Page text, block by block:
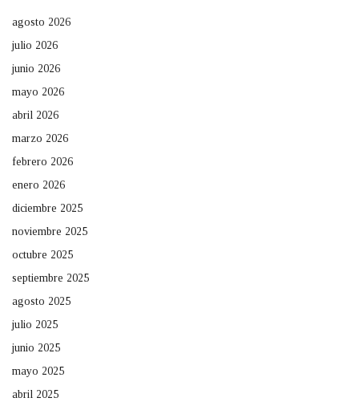
agosto 2026
julio 2026
junio 2026
mayo 2026
abril 2026
marzo 2026
febrero 2026
enero 2026
diciembre 2025
noviembre 2025
octubre 2025
septiembre 2025
agosto 2025
julio 2025
junio 2025
mayo 2025
abril 2025